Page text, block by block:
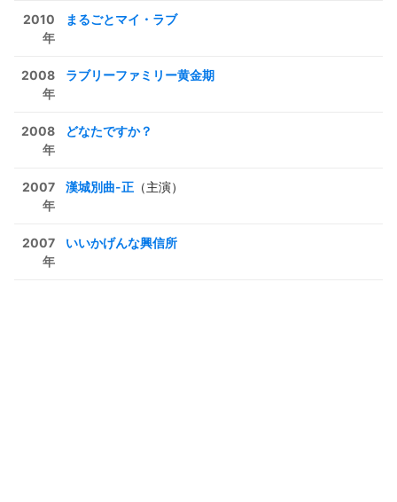
2010
年
まるごとマイ・ラブ
2008
年
ラブリーファミリー黄金期
2008
年
どなたですか？
2007
年
漢城別曲-正 （主演）
2007
年
いいかげんな興信所